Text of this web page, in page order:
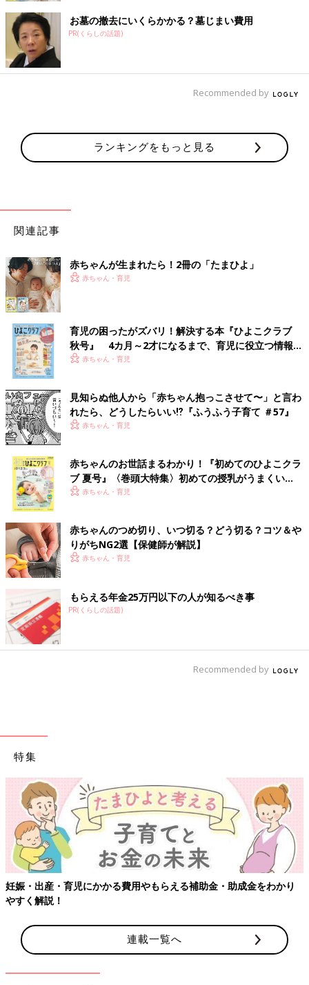
お墓の撤去にいくらかかる？墓じまい費用
PR(くらしの話題)
Recommended by
ランキングをもっと見る
関連記事
赤ちゃんが生まれたら！2冊の「たまひよ」
赤ちゃん・育児
育児の困ったがズバリ！解決する本『ひよこクラブ
秋号』 4カ月～2才になるまで、育児に役立つ情報が
いっぱい！
赤ちゃん・育児
見知らぬ他人から「赤ちゃん抱っこさせて〜」と言わ
れたら、どうしたらいい⁉︎『ふうふう子育て ＃57』
赤ちゃん・育児
赤ちゃんのお世話まるわかり！『初めてのひよこクラ
ブ 夏号』〈巻頭大特集〉初めての授乳がうまくい
く！ おっぱい・ミルクの基本と夏のトラブル 解決テ
赤ちゃん・育児
赤ちゃんのつめ切り、いつ切る？どう切る？コツ＆や
りがちNG2選【保健師が解説】
赤ちゃん・育児
もらえる年金25万円以下の人が知るべき事
PR(くらしの話題)
Recommended by
特集
【ワクチン接種できるものも】妊婦の感染症対策、知っておいて！
連載一覧へ